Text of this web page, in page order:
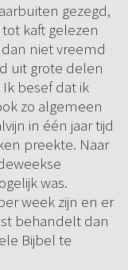
gezegd,
kaft gelezen
niet vreemd
uit grote delen
besef dat ik
zo algemeen
in één jaar tijd
preekte. Naar
was.
week zijn en er
behandelt dan
Bijbel te